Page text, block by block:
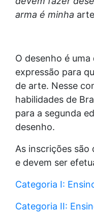
arma é minha
O desenho é
expressão para
de arte. Nesse
habilidades de
para a segunda
desenho.
As inscrições
e devem ser
Categoria I:
Categoria II: